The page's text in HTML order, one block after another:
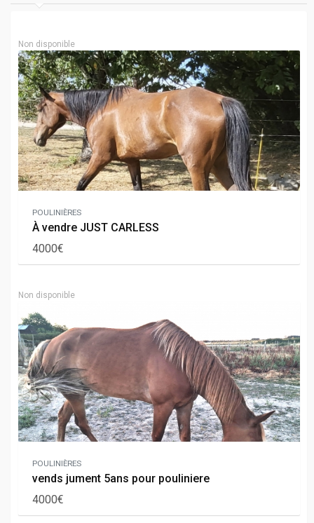
Non disponible
POULINIÈRES
À vendre JUST CARLESS
4000€
Non disponible
POULINIÈRES
vends jument 5ans pour pouliniere
4000€